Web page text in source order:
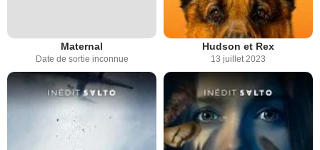
Maternal
Date de sortie inconnue
Hudson et Rex
13 juillet 2023